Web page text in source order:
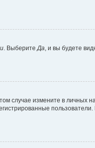
. Выберите Да , и вы будете
случае измените в личных